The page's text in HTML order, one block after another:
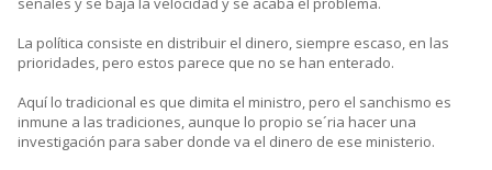
La política consiste en distribuir el dinero, siempre escaso, en las
prioridades, pero estos parece que no se han enterado.
Aquí lo tradicional es que dimita el ministro, pero el sanchismo es
inmune a las tradiciones, aunque lo propio se´ria hacer una
investigación para saber donde va el dinero de ese ministerio.